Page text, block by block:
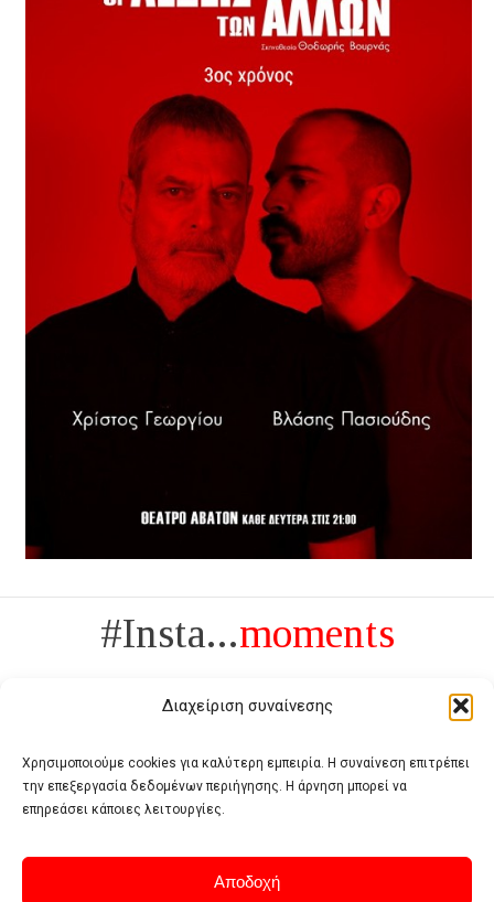
Διαχείριση συναίνεσης
Χρησιμοποιούμε cookies για καλύτερη εμπειρία. Η συναίνεση επιτρέπει
την επεξεργασία δεδομένων περιήγησης. Η άρνηση μπορεί να
επηρεάσει κάποιες λειτουργίες.
Αποδοχή
#Insta...moments
Πολυτέλεια δεν είναι το αντίθετο της ανέχειας, είναι το αντίθετο της